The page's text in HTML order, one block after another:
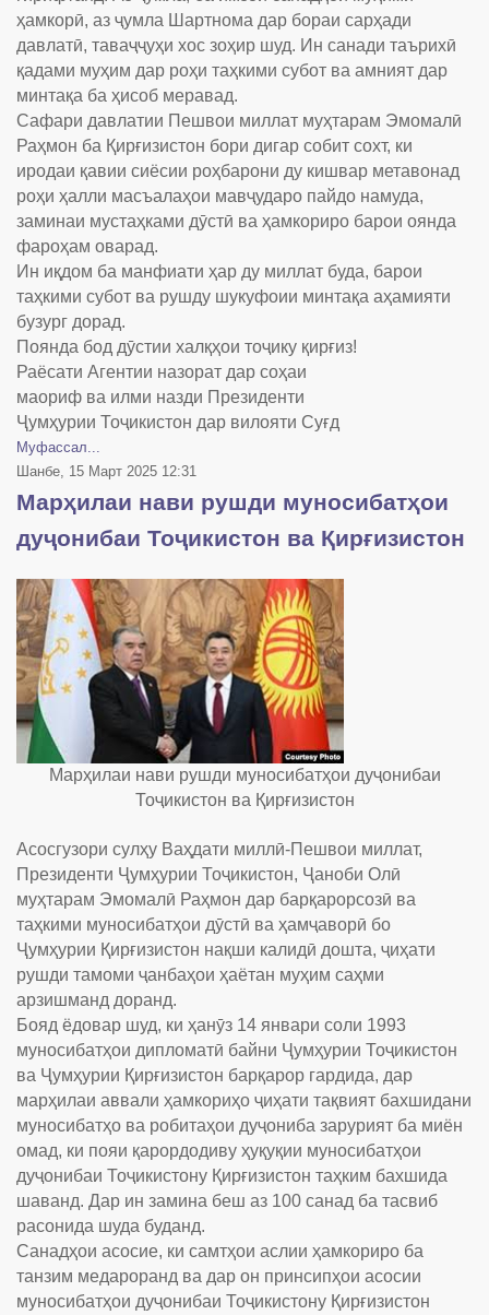
ҳамкорӣ, аз ҷумла Шартнома дар бораи сарҳади
давлатӣ, таваҷҷуҳи хос зоҳир шуд. Ин санади таърихӣ
қадами муҳим дар роҳи таҳкими субот ва амният дар
минтақа ба ҳисоб меравад.
Сафари давлатии Пешвои миллат муҳтарам Эмомалӣ
Раҳмон ба Қирғизистон бори дигар собит сохт, ки
иродаи қавии сиёсии роҳбарони ду кишвар метавонад
роҳи ҳалли масъалаҳои мавҷударо пайдо намуда,
заминаи мустаҳками дӯстӣ ва ҳамкориро барои оянда
фароҳам оварад.
Ин иқдом ба манфиати ҳар ду миллат буда, барои
таҳкими субот ва рушду шукуфоии минтақа аҳамияти
бузург дорад.
Поянда бод дӯстии халқҳои тоҷику қирғиз!
Раёсати Агентии назорат дар соҳаи
маориф ва илми назди Президенти
Ҷумҳурии Тоҷикистон дар вилояти Суғд
Муфассал...
Шанбе, 15 Март 2025 12:31
Марҳилаи нави рушди муносибатҳои
дуҷонибаи Тоҷикистон ва Қирғизистон
Марҳилаи нави рушди муносибатҳои дуҷонибаи
Тоҷикистон ва Қирғизистон
Асосгузори сулҳу Ваҳдати миллӣ-Пешвои миллат,
Президенти Ҷумҳурии Тоҷикистон, Ҷаноби Олӣ
муҳтарам Эмомалӣ Раҳмон дар барқарорсозӣ ва
таҳкими муносибатҳои дӯстӣ ва ҳамҷаворӣ бо
Ҷумҳурии Қирғизистон нақши калидӣ дошта, ҷиҳати
рушди тамоми ҷанбаҳои ҳаётан муҳим саҳми
арзишманд доранд.
Бояд ёдовар шуд, ки ҳанӯз 14 январи соли 1993
муносибатҳои дипломатӣ байни Ҷумҳурии Тоҷикистон
ва Ҷумҳурии Қирғизистон барқарор гардида, дар
марҳилаи аввали ҳамкориҳо ҷиҳати тақвият бахшидани
муносибатҳо ва робитаҳои дуҷониба зарурият ба миён
омад, ки пояи қарордодиву ҳуқуқии муносибатҳои
дуҷонибаи Тоҷикистону Қирғизистон таҳким бахшида
шаванд. Дар ин замина беш аз 100 санад ба тасвиб
расонида шуда буданд.
Санадҳои асосие, ки самтҳои аслии ҳамкориро ба
танзим медароранд ва дар он принсипҳои асосии
муносибатҳои дуҷонибаи Тоҷикистону Қирғизистон